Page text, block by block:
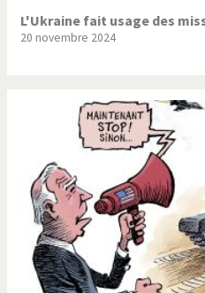
L'Ukraine fait usage des
20 novembre 2024